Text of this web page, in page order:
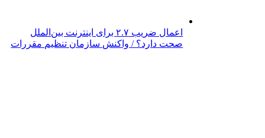
اعمال ضریب ۲.۷ برای اینترنت بین‌الملل
صحت دارد؟ / واکنش سازمان تنظیم مقررات